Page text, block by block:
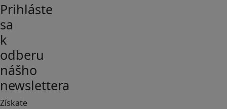
Prihláste
sa
k
odberu
nášho
newslettera
Získate